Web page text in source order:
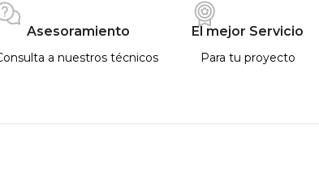
Asesoramiento
a nuestros técnicos
El mejor Servicio
Para tu proyecto